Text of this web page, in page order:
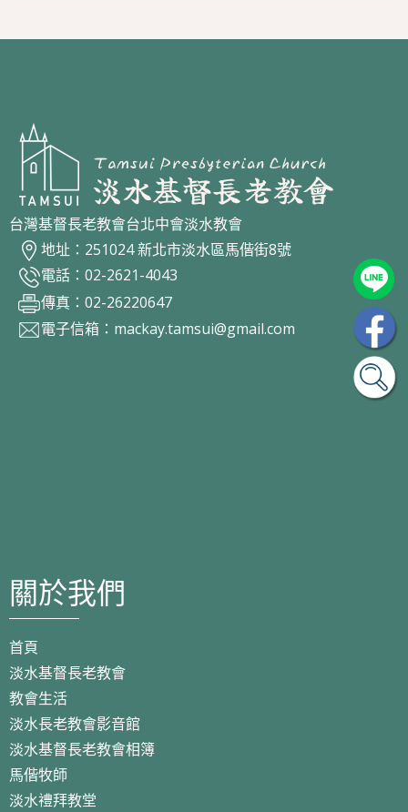
台灣基督長老教會台北中會淡水教會
地址：251024 新北市淡水區馬偕街8號
電話：02-2621-4043
傳真：02-26220647
電子信箱： mackay.tamsui@gmail.com
關於我們
首頁
淡水基督長老教會
教會生活
淡水長老教會影音館
淡水基督長老教會相簿
馬偕牧師
淡水禮拜教堂